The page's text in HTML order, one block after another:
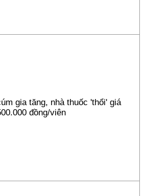
gia tăng, nhà thuốc 'thổi' giá
đồng/viên